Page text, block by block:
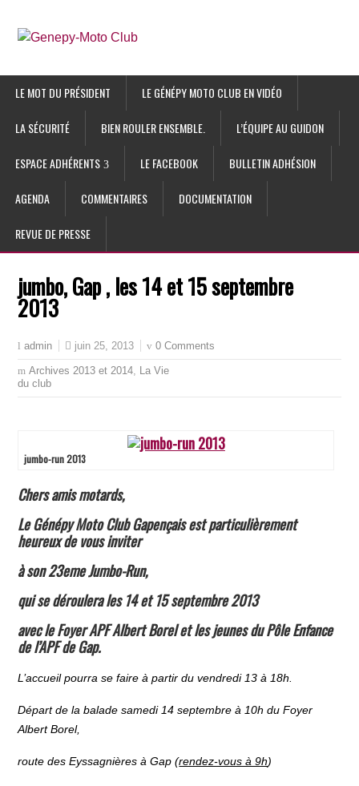
LE MOT DU PRÉSIDENT LE GÉNÉPY MOTO CLUB EN VIDÉO
LA SÉCURITÉ BIEN ROULER ENSEMBLE. L’ÉQUIPE AU GUIDON
ESPACE ADHÉRENTS LE FACEBOOK BULLETIN ADHÉSION
AGENDA COMMENTAIRES DOCUMENTATION
REVUE DE PRESSE
jumbo, Gap , les 14 et 15 septembre
2013
admin juin 25, 2013 0 Comments
Archives 2013 et 2014, La Vie
du club
jumbo-run 2013
Chers amis motards,
Le Génépy Moto Club Gapençais est particulièrement
heureux de vous inviter
à son23emeJumbo-Run,
qui se déroulera les14 et 15 septembre 2013
avec le Foyer APF Albert Borel et les jeunes du Pôle Enfance
de l’APF de Gap.
L’accueil pourra se faire à partir du vendredi 13 à 18h.
Départ de la balade samedi 14 septembre à 10h du Foyer
Albert Borel,
route des Eyssagnières à Gap (rendez-vous à 9h)